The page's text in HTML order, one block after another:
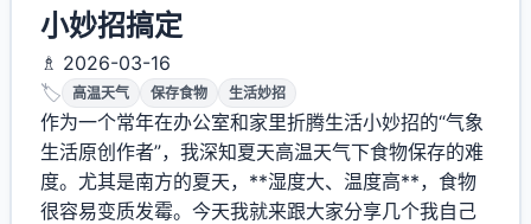
小妙招搞定
♗ 2026-03-16
🏷️
高温天气 保存食物 生活妙招
作为一个常年在办公室和家里折腾生活小妙招的“气象
生活原创作者”，我深知夏天高温天气下食物保存的难
度。尤其是南方的夏天，**湿度大、温度高**，食物
很容易变质发霉。今天我就来跟大家分享几个我自己